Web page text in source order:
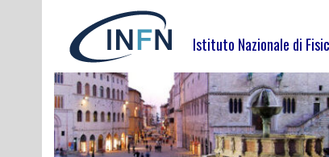
Istituto Nazionale di